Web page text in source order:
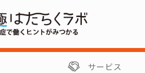
サービス